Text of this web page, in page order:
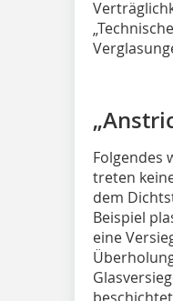
Folgendes
treten
dem
Beispiel
eine